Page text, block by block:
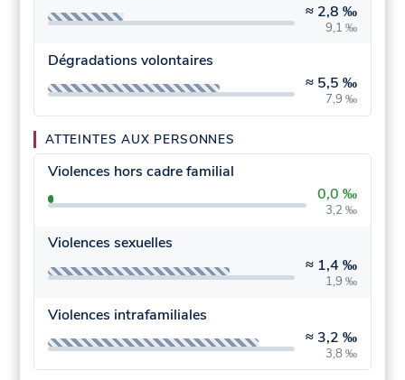
≈ 2,8 ‰
9,1 ‰
Dégradations volontaires
≈ 5,5 ‰
7,9 ‰
ATTEINTES AUX PERSONNES
Violences hors cadre familial
0,0 ‰
3,2 ‰
Violences sexuelles
≈ 1,4 ‰
1,9 ‰
Violences intrafamiliales
≈ 3,2 ‰
3,8 ‰